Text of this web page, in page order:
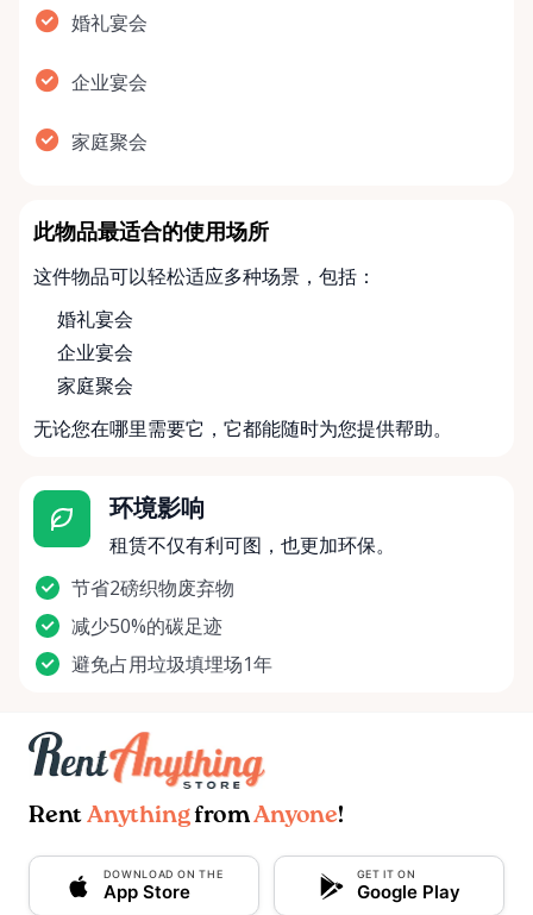
婚礼宴会
企业宴会
家庭聚会
此物品最适合的使用场所
这件物品可以轻松适应多种场景，包括：
婚礼宴会
企业宴会
家庭聚会
无论您在哪里需要它，它都能随时为您提供帮助。
环境影响
租赁不仅有利可图，也更加环保。
节省2磅织物废弃物
减少50%的碳足迹
避免占用垃圾填埋场1年
Rent AnythingfromAnyone!
DOWNLOAD ON THE
App Store
GET IT ON
Google Play